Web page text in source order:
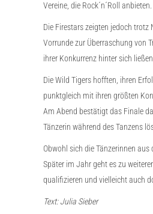
Vereine, die Rock´n´Roll
Die Firestars zeigten jedoch
Vorrunde zur Überraschung von
ihrer Konkurrenz hinter sich ließen.
Die Wild Tigers hofften, ihren
punktgleich mit ihren größten
Am Abend bestätigt das Finale
Tänzerin während des Tanzens
Obwohl sich die Tänzerinnen
Später im Jahr geht es zu
qualifizieren und vielleicht auch
Text: Julia Sieber